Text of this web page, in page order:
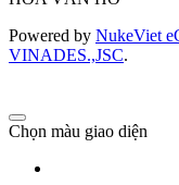
Powered by NukeViet
VINADES.,JSC.
Chọn màu giao diện